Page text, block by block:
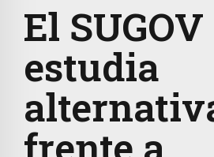
El SUGOV
estudia